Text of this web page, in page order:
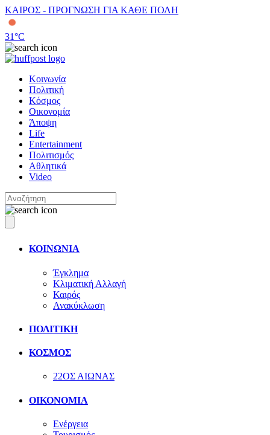
ΚΑΙΡΟΣ - ΠΡΟΓΝΩΣΗ ΓΙΑ ΚΑΘΕ ΠΟΛΗ
31°C
Κοινωνία
Πολιτική
Κόσμος
Οικονομία
Άποψη
Life
Entertainment
Πολιτισμός
Αθλητικά
Video
ΚΟΙΝΩΝΙΑ
Έγκλημα
Κλιματική Αλλαγή
Καιρός
Ανακύκλωση
ΠΟΛΙΤΙΚΗ
ΚΟΣΜΟΣ
22ΟΣ ΑΙΩΝΑΣ
ΟΙΚΟΝΟΜΙΑ
Ενέργεια